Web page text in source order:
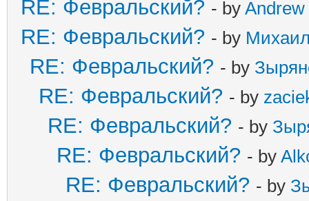
RE: Февральский? - by Andrew
RE: Февральский? - by
RE: Февральский? - by
RE: Февральский? - by
RE: Февральский? - by
RE: Февральский? - by
RE: Февральский? - by